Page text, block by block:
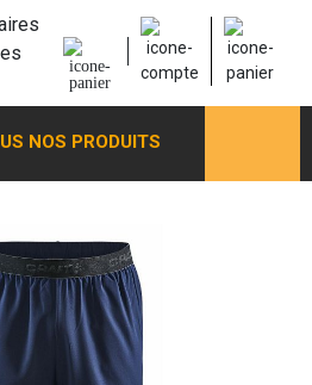
NOS PRODUITS